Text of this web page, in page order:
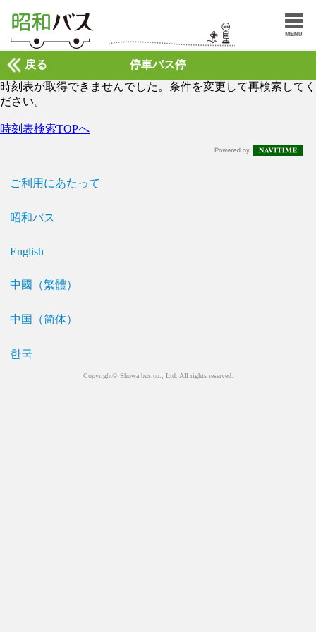
停車バス停
戻る
時刻表が取得できませんでした。条件を変更して再検索してく
ださい。
時刻表検索TOPへ
ご利用にあたって
昭和バス
English
中國（繁體）
中国（简体）
한국
Copyright© Showa bus.co., Ltd. All rights reserved.